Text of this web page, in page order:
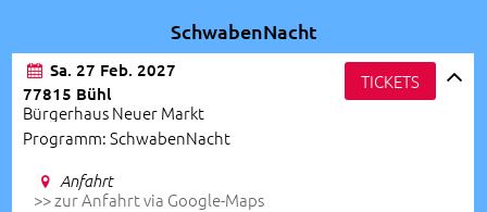
SchwabenNacht
Sa. 27 Feb. 2027
77815 Bühl
Bürgerhaus Neuer Markt
Programm: SchwabenNacht
TICKETS
Anfahrt
>> zur Anfahrt via Google-Maps